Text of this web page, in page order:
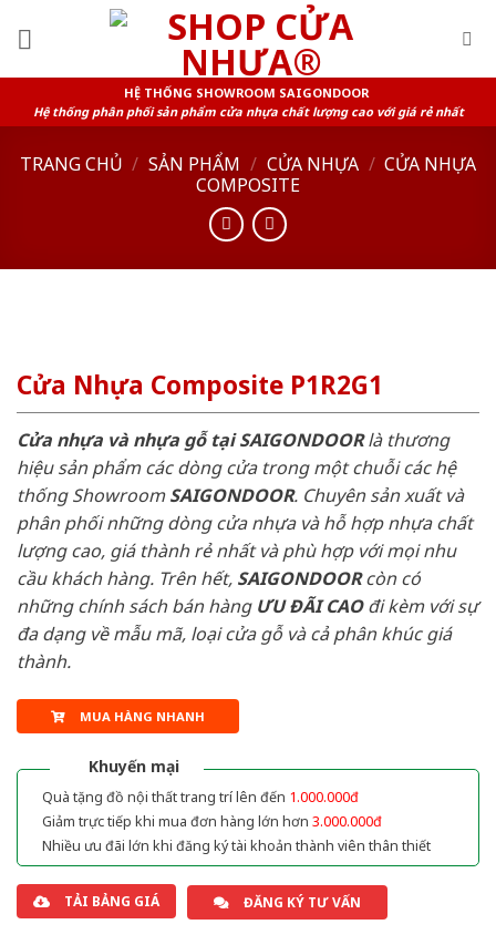
HỆ THỐNG SHOWROOM SAIGONDOOR
Hệ thống phân phối sản phẩm cửa nhựa chất lượng cao với giá rẻ nhất
TRANG CHỦ / SẢN PHẨM / CỬA NHỰA / CỬA NHỰA
COMPOSITE
Cửa Nhựa Composite P1R2G1
Cửa nhựa và nhựa gỗ tại SAIGONDOORlà thương
hiệu sản phẩm các dòng cửa trong một chuỗi các hệ
thống ShowroomSAIGONDOOR. Chuyên sản xuất và
phân phối những dòng cửa nhựa và hỗ hợp nhựa chất
lượng cao, giá thành rẻ nhất và phù hợp với mọi nhu
cầu khách hàng. Trên hết, SAIGONDOORcòn có
những chính sách bán hàng ƯU ĐÃI CAOđi kèm với sự
đa dạng về mẫu mã, loại cửa gỗ và cả phân khúc giá
thành.
MUA HÀNG NHANH
Khuyến mại
Quà tặng đồ nội thất trang trí lên đến 1.000.000đ
Giảm trực tiếp khi mua đơn hàng lớn hơn 3.000.000đ
Nhiều ưu đãi lớn khi đăng ký tài khoản thành viên thân thiết
TẢI BẢNG GIÁ ĐĂNG KÝ TƯ VẤN